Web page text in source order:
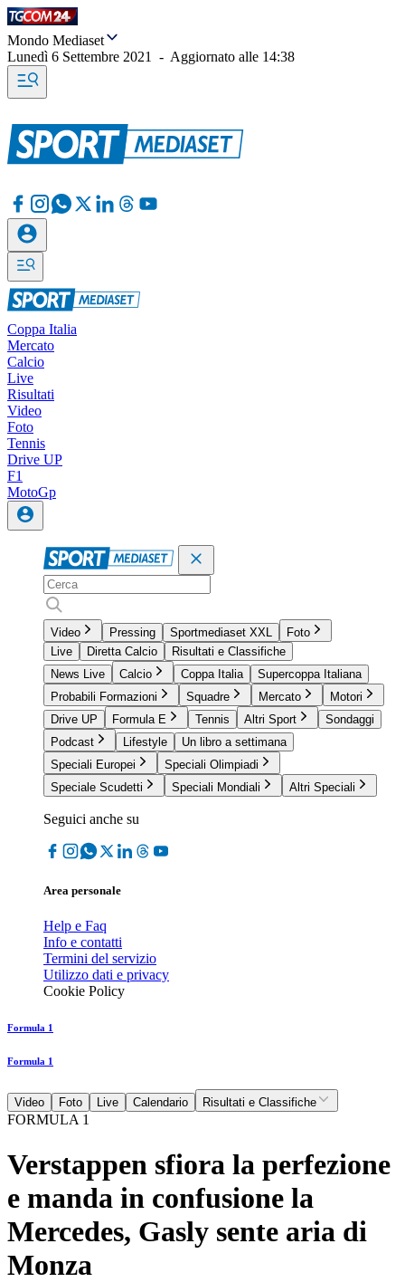
Mondo Mediaset
Lunedì 6 Settembre 2021
- Aggiornato alle 14:38
Coppa Italia
Mercato
Calcio
Live
Risultati
Video
Foto
Tennis
Drive UP
F1
MotoGp
Video Pressing Sportmediaset XXL
Foto
Live
Diretta Calcio
Risultati e Classifiche
News Live
Calcio Coppa Italia
Supercoppa Italiana
Probabili Formazioni
Squadre Mercato
Motori
Drive UP
Formula E Tennis Altri Sport
Sondaggi
Podcast
Lifestyle
Un libro a settimana
Speciali Europei
Speciali Olimpiadi
Speciale Scudetti
Speciali Mondiali Altri Speciali
Seguici anche su
Area personale
Help e Faq
Info e contatti
Termini del servizio
Utilizzo dati e privacy
Cookie Policy
Formula 1
Formula 1
Video Foto Live Calendario Risultati e Classifiche
FORMULA 1
Verstappen sfiora la perfezione
e manda in confusione la
Mercedes, Gasly sente aria di
Monza